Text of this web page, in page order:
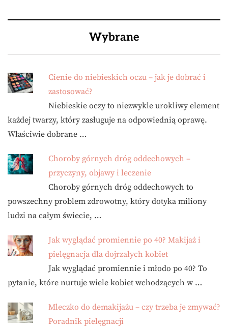
Wybrane
Cienie do niebieskich oczu – jak je dobrać i
zastosować?
Niebieskie oczy to niezwykle urokliwy element
każdej twarzy, który zasługuje na odpowiednią oprawę.
Właściwie dobrane …
Choroby górnych dróg oddechowych –
przyczyny, objawy i leczenie
Choroby górnych dróg oddechowych to
powszechny problem zdrowotny, który dotyka miliony
ludzi na całym świecie, …
Jak wyglądać promiennie po 40? Makijaż i
pielęgnacja dla dojrzałych kobiet
Jak wyglądać promiennie i młodo po 40? To
pytanie, które nurtuje wiele kobiet wchodzących w …
Mleczko do demakijażu – czy trzeba je zmywać?
Poradnik pielęgnacji